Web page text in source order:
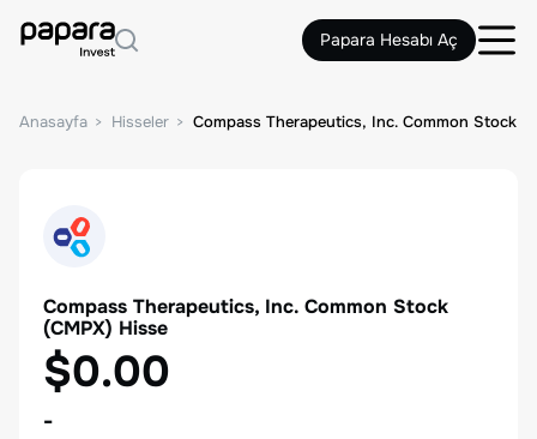
Papara Hesabı Aç
Anasayfa Hisseler Compass Therapeutics, Inc. Common Stock
Compass Therapeutics, Inc. Common Stock
(CMPX) Hisse
$0.00
-